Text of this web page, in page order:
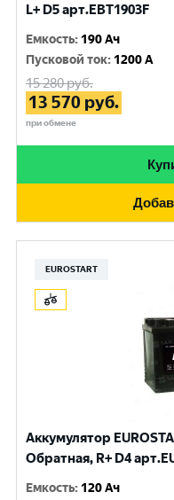
L+ D5 арт.EBT1903F
Емкость: 190 Ач
Пусковой ток: 1200 A
15 280руб.
13 570 руб.
при обмене
EUROSTART
Аккумулятор
Обратная, R+ D4
Емкость: 120 Ач